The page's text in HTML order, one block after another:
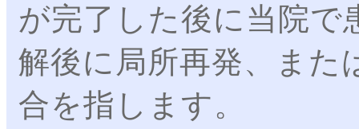
が完了した後に当院で
解後に局所再発、また
合を指します。